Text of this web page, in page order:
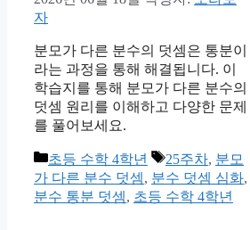
자
분모가 다른 분수의 덧셈은 통분이
라는 과정을 통해 해결됩니다. 이
학습지를 통해 분모가 다른 분수의
덧셈 원리를 이해하고 다양한 문제
를 풀어보세요.
카
테
고
초등 수학 4학년
태
그
25주차, 분모
가 다른 분수 덧셈, 분수 덧셈 심화,
분수 통분 덧셈, 초등 수학 4학년